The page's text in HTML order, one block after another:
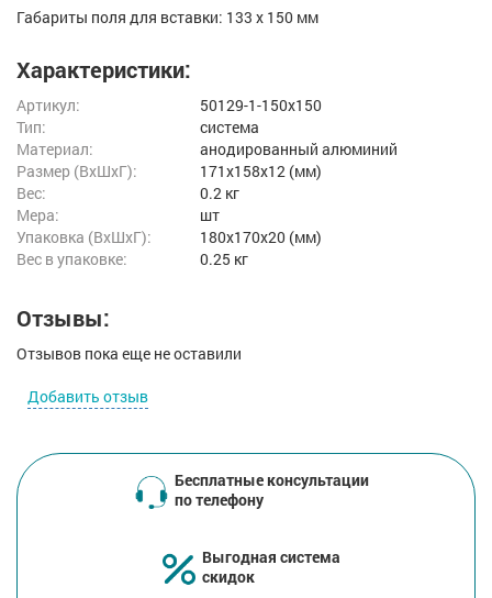
Габариты поля для вставки: 133 х 150 мм
Характеристики:
Артикул:
50129-1-150x150
Тип:
система
Материал:
анодированный алюминий
Размер (ВxШxГ):
171x158x12 (мм)
Вес:
0.2 кг
Мера:
шт
Упаковка (ВхШхГ):
180x170x20 (мм)
Вес в упаковке:
0.25 кг
Отзывы:
Отзывов пока еще не оставили
Добавить отзыв
Бесплатные консультации
по телефону
Выгодная система
скидок